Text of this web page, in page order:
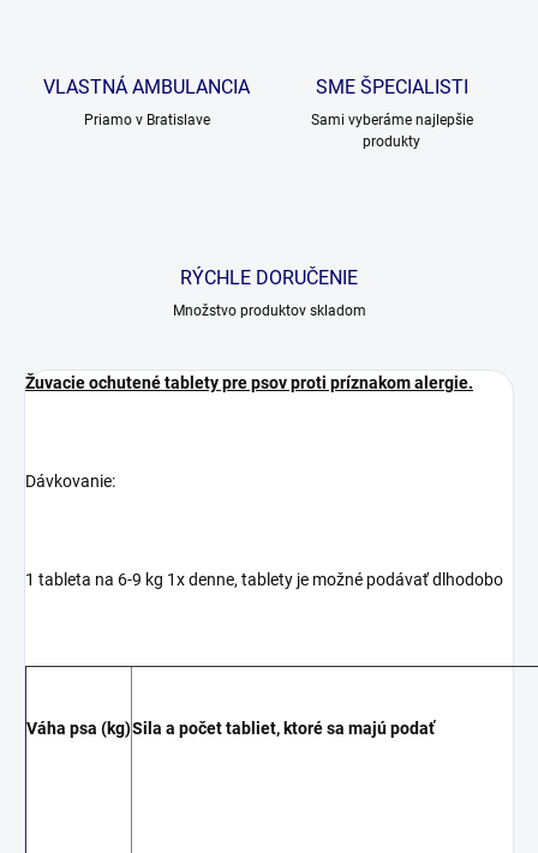
VLASTNÁ AMBULANCIA
Priamo v Bratislave
SME ŠPECIALISTI
Sami vyberáme najlepšie
produkty
RÝCHLE DORUČENIE
Množstvo produktov skladom
Žuvacie ochutené tablety pre psov proti príznakom alergie.
Dávkovanie:
1 tableta na 6-9 kg 1x denne, tablety je možné podávať dlhodobo
Váha psa (kg)Sila a počettabliet, ktorésa majúpodať